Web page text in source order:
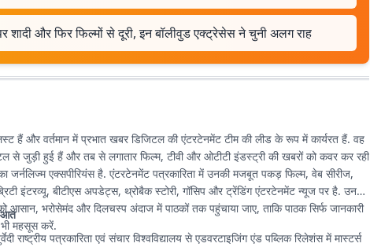
शादी और फिर फिल्मों से दूरी, इन बॉलीवुड एक्ट्रेसेस ने चुनी अलग राह
हैं और वर्तमान में प्रभात खबर डिजिटल की एंटरटेनमेंट टीम की लीड के रूप में कार्यरत हैं. वह
से जुड़ी हुई हैं और तब से लगातार फिल्म, टीवी और ओटीटी इंडस्ट्री की खबरों को कवर कर रही
एक्सपीरियंस है. एंटरटेनमेंट पत्रकारिता में उनकी मजबूत पकड़ फिल्म, वेब सीरीज,
इंटरव्यू, बीटीएस अपडेट्स, थ्रोबैक स्टोरी, गॉसिप और ट्रेंडिंग एंटरटेनमेंट न्यूज पर है. उनकी
आसान, भरोसेमंद और दिलचस्प अंदाज में पाठकों तक पहुंचाया जाए, ताकि पाठक सिर्फ जानकारी
महसूस करें.
राष्ट्रीय पत्रकारिता एवं संचार विश्वविद्यालय से एडवरटाइजिंग एंड पब्लिक रिलेशंस में मास्टर्स